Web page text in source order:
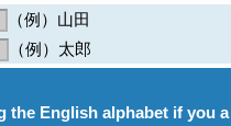
（例）山田
（例）太郎
the English alphabet if you a